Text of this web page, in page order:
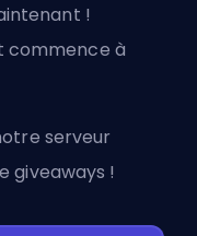
!
commence à
serveur
giveaways !